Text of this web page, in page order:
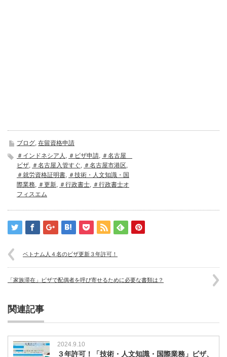
ブログ 在留資格申請
＃インドネシア人
＃ビザ申請
＃名古屋
ビザ
＃名古屋入管すぐ ＃名古屋市港区
＃就労資格証明書
＃技術・人文知識・国
際業務
＃更新 ＃行政書士
＃行政書士オ
フィスエム
ベトナム人４名のビザ更新３年許可！
「家族滞在」ビザで配偶者を呼び寄せるために必要な書類は？
関連記事
2024.9.10
３年許可！「技術・人文知識・国際業務」ビザ、